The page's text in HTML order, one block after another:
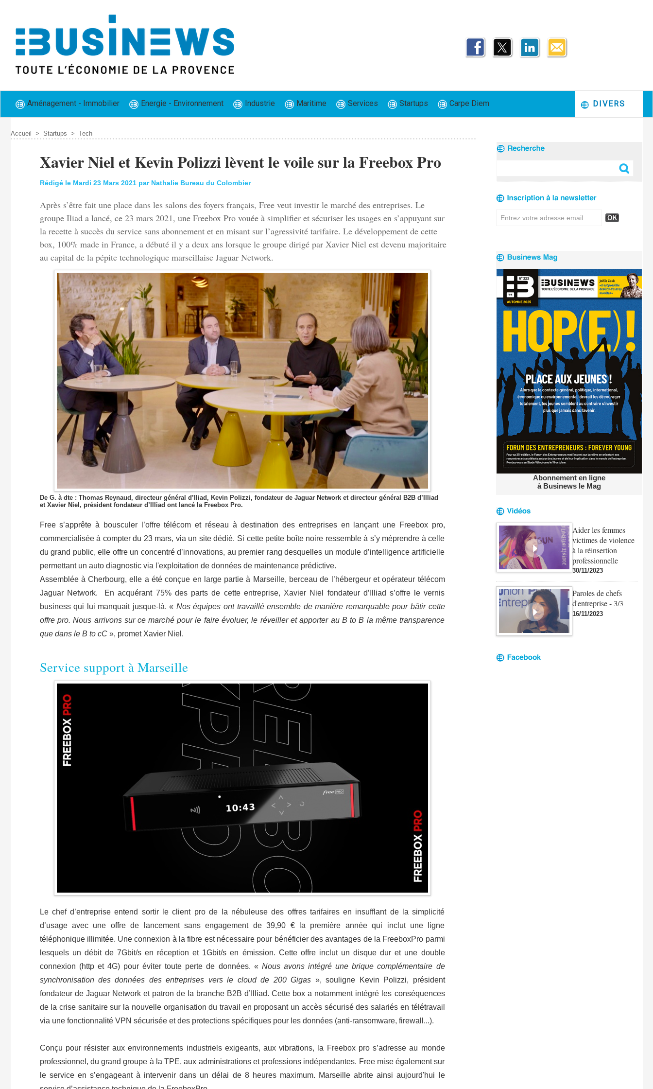
Aménagement - Immobilier Energie - Environnement Industrie Maritime Services Startups Carpe Diem DIVERS
Accueil > Startups > Tech
​Xavier Niel et Kevin Polizzi lèvent le voile sur la Freebox Pro
Rédigé le Mardi 23 Mars 2021 par Nathalie Bureau du Colombier
Après s’être fait une place dans les salons des foyers français, Free veut investir le marché des entreprises. Le
groupe Iliad a lancé, ce 23 mars 2021, une Freebox Pro vouée à simplifier et sécuriser les usages en s’appuyant sur
la recette à succès du service sans abonnement et en misant sur l’agressivité tarifaire. Le développement de cette
box, 100% made in France, a débuté il y a deux ans lorsque le groupe dirigé par Xavier Niel est devenu majoritaire
au capital de la pépite technologique marseillaise Jaguar Network.
De G. à dte : Thomas Reynaud, directeur général d’Iliad, Kevin Polizzi, fondateur de Jaguar Network et directeur général B2B d’Illiad
et Xavier Niel, président fondateur d’Illiad ont lancé la Freebox Pro.
Free s’apprête à bousculer l’offre télécom et réseau à destination des entreprises en lançant une Freebox pro,
commercialisée à compter du 23 mars, via un site dédié. Si cette petite boîte noire ressemble à s’y méprendre à celle
du grand public, elle offre un concentré d’innovations, au premier rang desquelles un module d’intelligence artificielle
permettant un auto diagnostic via l'exploitation de données de maintenance prédictive.
Assemblée à Cherbourg, elle a été conçue en large partie à Marseille, berceau de l’hébergeur et opérateur télécom
Jaguar Network. En acquérant 75% des parts de cette entreprise, Xavier Niel fondateur d’Illiad s’offre le vernis
business qui lui manquait jusque-là. « Nos équipes ont travaillé ensemble de manière remarquable pour bâtir cette
offre pro. Nous arrivons sur ce marché pour le faire évoluer, le réveiller et apporter au B to B la même transparence
que dans le B to cC », promet Xavier Niel.
​Service support à Marseille
Le chef d’entreprise entend sortir le client pro de la nébuleuse des offres tarifaires en insufflant de la simplicité
d’usage avec une offre de lancement sans engagement de 39,90 € la première année qui inclut une ligne
téléphonique illimitée. Une connexion à la fibre est nécessaire pour bénéficier des avantages de la FreeboxPro parmi
lesquels un débit de 7Gbit/s en réception et 1Gbit/s en émission. Cette offre inclut un disque dur et une double
connexion (http et 4G) pour éviter toute perte de données. « Nous avons intégré une brique complémentaire de
synchronisation des données des entreprises vers le cloud de 200 Gigas », souligne Kevin Polizzi, président
fondateur de Jaguar Network et patron de la branche B2B d’Illiad. Cette box a notamment intégré les conséquences
de la crise sanitaire sur la nouvelle organisation du travail en proposant un accès sécurisé des salariés en télétravail
via une fonctionnalité VPN sécurisée et des protections spécifiques pour les données (anti-ransomware, firewall...).
Conçu pour résister aux environnements industriels exigeants, aux vibrations, la Freebox pro s’adresse au monde
professionnel, du grand groupe à la TPE, aux administrations et professions indépendantes. Free mise également sur
le service en s’engageant à intervenir dans un délai de 8 heures maximum. Marseille abrite ainsi aujourd'hui le
Abonnement en ligne
à Businews le Mag
Aider les femmes
victimes de violence
à la réinsertion
professionnelle
30/11/2023
Paroles de chefs
d'entreprise - 3/3
16/11/2023